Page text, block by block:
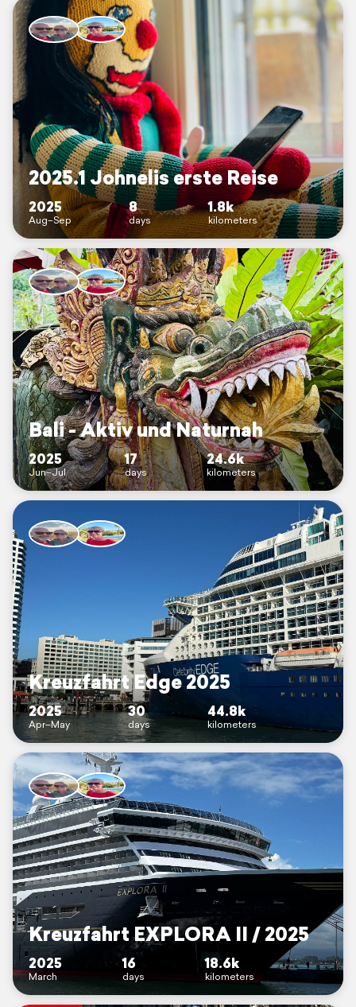
2025.1 Johnelis erste Reise
2025
Aug–Sep
8
days
1.8k
kilometers
Bali - Aktiv und Naturnah
2025
Jun–Jul
17
days
24.6k
kilometers
Kreuzfahrt Edge 2025
2025
Apr–May
30
days
44.8k
kilometers
Kreuzfahrt EXPLORA II / 2025
2025
March
16
days
18.6k
kilometers